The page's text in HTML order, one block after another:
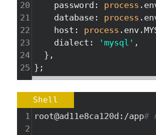
20 password : process .
21
database : process .
22
host : process . env .
23
dialect : 'mysql' ,
24
  },
25 };
Shell
1 root@ad11e8ca120d:/app#
2